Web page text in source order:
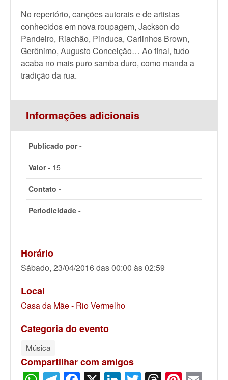
No repertório, canções autorais e de artistas
conhecidos em nova roupagem, Jackson do
Pandeiro, Riachão, Pinduca, Carlinhos Brown,
Gerônimo, Augusto Conceição… Ao final, tudo
acaba no mais puro samba duro, como manda a
tradição da rua.
Informações adicionais
Publicado por -
Valor - 15
Contato -
Periodicidade -
Horário
Sábado, 23/04/2016 das 00:00 às 02:59
Local
Casa da Mãe - Rio Vermelho
Categoria do evento
Música
Compartilhar com amigos